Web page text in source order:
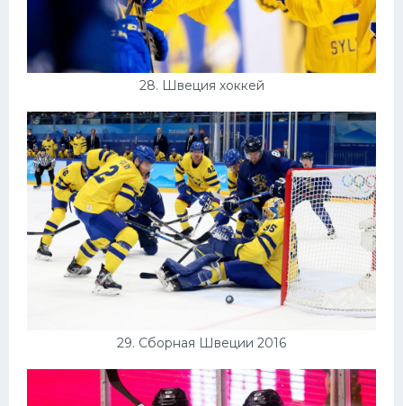
28. Швеция хоккей
29. Сборная Швеции 2016